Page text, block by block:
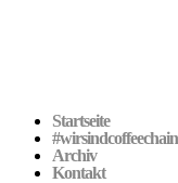
Startseite
Archiv
Kontakt